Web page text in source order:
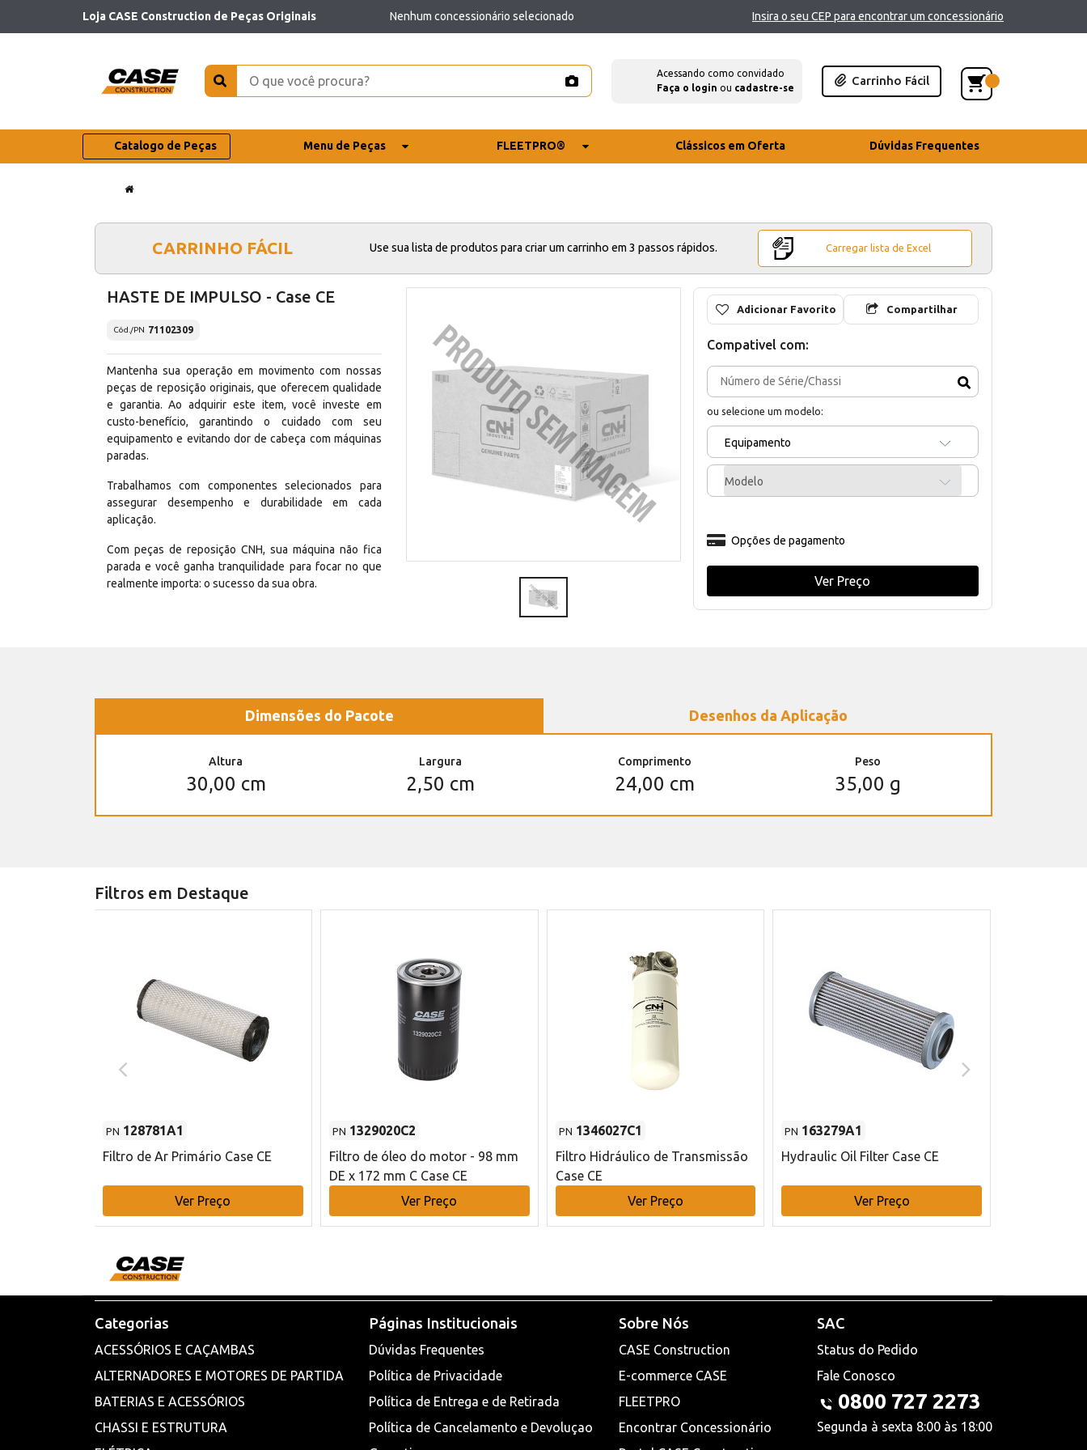
Loja CASE Construction de Peças Originais Nenhum concessionário selecionado Insira o seu CEP para encontrar um concessionário
Acessando como convidado
Faça o login ou cadastre-se
Carrinho Fácil
Catalogo de Peças Menu de Peças FLEETPRO® Clássicos em Oferta Dúvidas Frequentes
CARRINHO FÁCIL Use sua lista de produtos para criar um carrinho em 3 passos rápidos. Carregar lista de Excel
HASTE DE IMPULSO - Case CE
Cód./PN 71102309
Mantenha sua operação em movimento com nossas
peças de reposição originais, que oferecem qualidade
e garantia. Ao adquirir este item, você investe em
custo-benefício, garantindo o cuidado com seu
equipamento e evitando dor de cabeça com máquinas
paradas.
Trabalhamos com componentes selecionados para
assegurar desempenho e durabilidade em cada
aplicação.
Com peças de reposição CNH, sua máquina não fica
parada e você ganha tranquilidade para focar no que
realmente importa: o sucesso da sua obra.
Adicionar Favorito Compartilhar
Compativel com:
ou selecione um modelo:
Equipamento
Modelo
Opções de pagamento
Ver Preço
Dimensões do Pacote Desenhos da Aplicação
Altura
30,00 cm
Largura
2,50 cm
Comprimento
24,00 cm
Peso
35,00 g
Filtros em Destaque
PN 128781A1
Filtro de Ar Primário Case CE
Ver Preço
PN 1329020C2
Filtro de óleo do motor - 98 mm
DE x 172 mm C Case CE
Ver Preço
PN 1346027C1
Filtro Hidráulico de Transmissão
Case CE
Ver Preço
PN 163279A1
Hydraulic Oil Filter Case CE
Ver Preço
Categorias
ACESSÓRIOS E CAÇAMBAS
ALTERNADORES E MOTORES DE PARTIDA
BATERIAS E ACESSÓRIOS
CHASSI E ESTRUTURA
Páginas Institucionais
Dúvidas Frequentes
Política de Privacidade
Política de Entrega e de Retirada
Política de Cancelamento e Devoluçao
Sobre Nós
CASE Construction
E-commerce CASE
FLEETPRO
Encontrar Concessionário
SAC
Status do Pedido
Fale Conosco
0800 727 2273
Segunda à sexta 8:00 às 18:00